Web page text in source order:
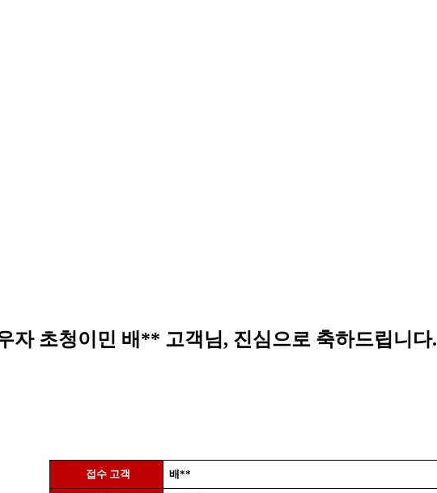
자 초청이민 배** 고객님, 진심으로 축하드립니다.
접수 고객 배**